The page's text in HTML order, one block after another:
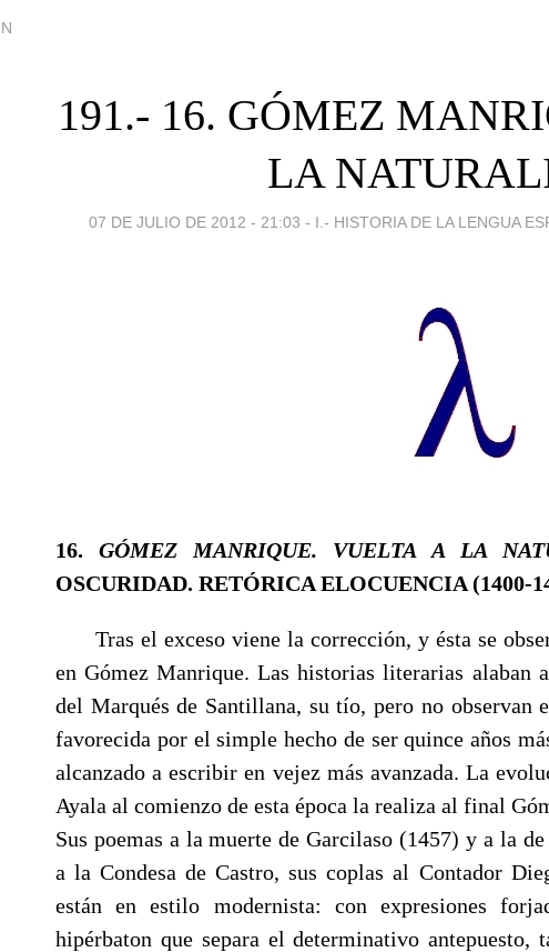
191.- 16. GÓMEZ
LA
07 DE JULIO DE 2012 - 21:03 - I.- HISTORIA DE LA LENGUA
16.GÓMEZ MANRIQUE. VUELTA A LA
OSCURIDAD. RETÓRICA ELOCUENCIA (1400-
Tras el exceso viene la corrección, y ésta se
en Gómez Manrique. Las historias literarias alaban
del Marqués de Santillana, su tío, pero no observan
favorecida por el sim­ple hecho de ser quince años
alcanzado a escribir en vejez más avanzada. La
Ayala al comienzo de esta época la realiza al final
Sus poemas a la muerte de Garcilaso (1457) y a la
a la Condesa de Castro, sus coplas al Contador
están en estilo modernista: con expresiones
hipérbaton que separa el determinativo antepuesto,